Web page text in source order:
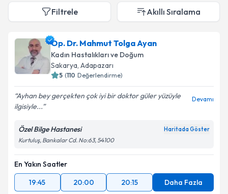
Filtrele Akıllı Sıralama
Op. Dr. Mahmut Tolga Ayan
Kadın Hastalıkları ve Doğum
Sakarya, Adapazarı
5 (110 Değerlendirme)
Ayhan bey gerçekten çok iyi bir doktor güler yüzüyle
ilgisiyle...
Devamı
Özel Bilge Hastanesi Haritada Göster
Kurtuluş, Bankalar Cd. No:63, 54100
En Yakın Saatler
19:45
20:00 20:15 Daha Fazla